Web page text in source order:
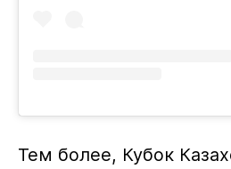
Тем более, Кубок